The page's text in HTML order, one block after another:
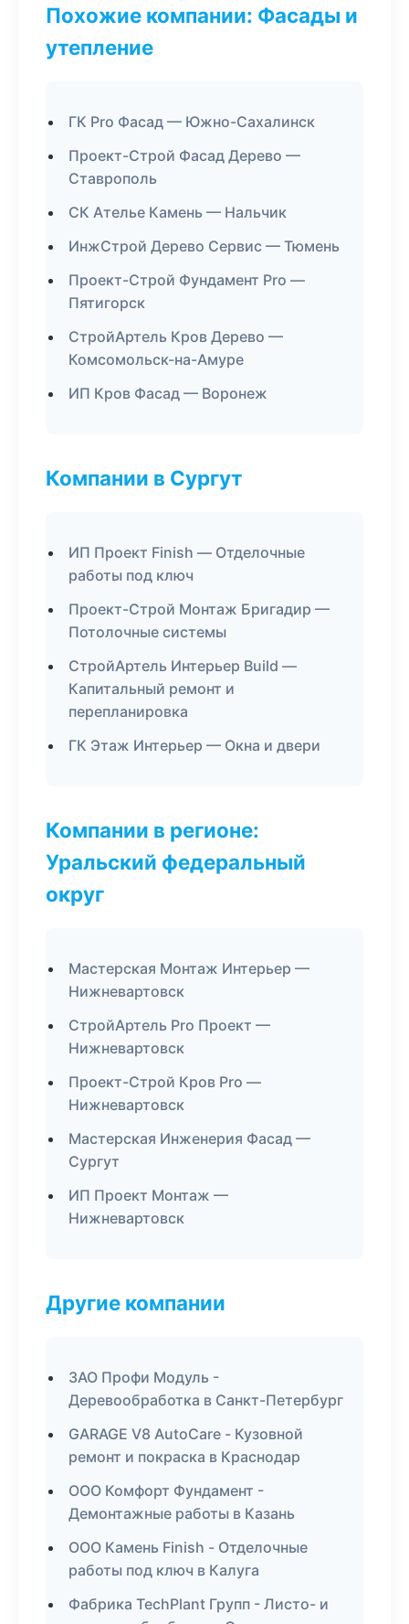
Похожие компании: Фасады и
утепление
ГК Pro Фасад — Южно-Сахалинск
Проект-Строй Фасад Дерево —
Ставрополь
СК Ателье Камень — Нальчик
ИнжСтрой Дерево Сервис — Тюмень
Проект-Строй Фундамент Pro —
Пятигорск
СтройАртель Кров Дерево —
Комсомольск-на-Амуре
ИП Кров Фасад — Воронеж
Компании в Сургут
ИП Проект Finish — Отделочные
работы под ключ
Проект-Строй Монтаж Бригадир —
Потолочные системы
СтройАртель Интерьер Build —
Капитальный ремонт и
перепланировка
ГК Этаж Интерьер — Окна и двери
Компании в регионе:
Уральский федеральный
округ
Мастерская Монтаж Интерьер —
Нижневартовск
СтройАртель Pro Проект —
Нижневартовск
Проект-Строй Кров Pro —
Нижневартовск
Мастерская Инженерия Фасад —
Сургут
ИП Проект Монтаж —
Нижневартовск
Другие компании
ЗАО Профи Модуль -
Деревообработка в Санкт-Петербург
GARAGE V8 AutoCare - Кузовной
ремонт и покраска в Краснодар
ООО Комфорт Фундамент -
Демонтажные работы в Казань
ООО Камень Finish - Отделочные
работы под ключ в Калуга
Фабрика TechPlant Групп - Листо- и